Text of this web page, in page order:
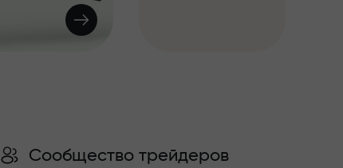
Сообщество трейдеров